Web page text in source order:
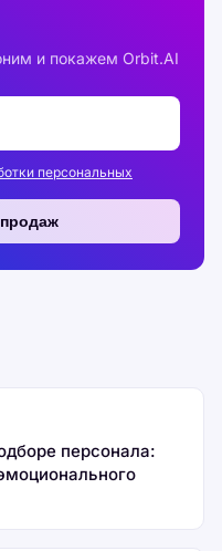
и покажем Orbit.AI
персональных
персонала: